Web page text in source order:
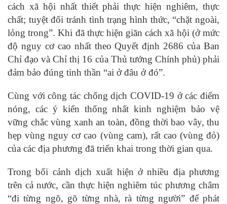
cách xã hội nhất thiết phải thực hiện nghiêm, thực
chất; tuyệt đối tránh tình trạng hình thức, “chặt ngoài,
lỏng trong”. Khi đã thực hiện giãn cách xã hội (ở mức
độ nguy cơ cao nhất theo Quyết định 2686 của Ban
Chỉ đạo và Chỉ thị 16 của Thủ tướng Chính phủ) phải
đảm bảo đúng tinh thần “ai ở đâu ở đó”.
Cùng với công tác chống dịch COVID-19 ở các điểm
nóng, các ý kiến thống nhất kinh nghiệm bảo vệ
vững chắc vùng xanh an toàn, đồng thời bao vây, thu
hẹp vùng nguy cơ cao (vùng cam), rất cao (vùng đỏ)
của các địa phương đã triển khai trong thời gian qua.
Trong bối cảnh dịch xuất hiện ở nhiều địa phương
trên cả nước, cần thực hiện nghiêm túc phương châm
“đi từng ngõ, gõ từng nhà, rà từng người” để phát